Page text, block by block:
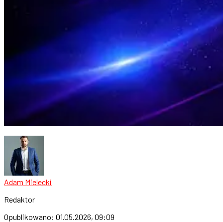
Adam Mielecki
Redaktor
Opublikowano: 01.05.2026, 09:09